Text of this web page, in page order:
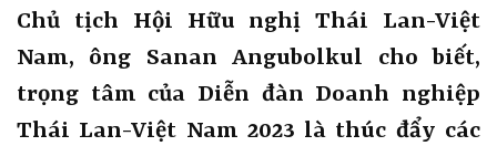
Chủ tịch Hội Hữu nghị Thái Lan-Việt
Nam, ông Sanan Angubolkul cho biết,
trọng tâm của Diễn đàn Doanh nghiệp
Thái Lan-Việt Nam 2023 là thúc đẩy các